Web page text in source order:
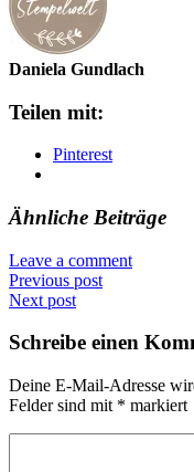
Daniela Gundlach
Teilen mit:
Pinterest
Ähnliche Beiträge
Leave a comment
Previous post
Next post
Schreibe einen
Deine E-Mail-Adresse
Felder sind mit * markiert